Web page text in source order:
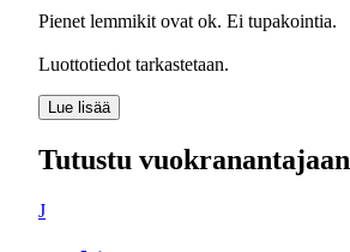
Pienet lemmikit ovat ok. Ei tupakointia.
Luottotiedot tarkastetaan.
Lue lisää
Tutustu vuokranantajaan
J